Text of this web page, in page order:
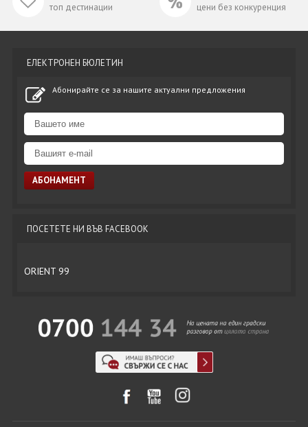
топ дестинации цени без конкуренция
ЕЛЕКТРОНЕН БЮЛЕТИН
Абонирайте се за нашите актуални предложения
ПОСЕТЕТЕ НИ ВЪВ FACEBOOK
ORIENT 99